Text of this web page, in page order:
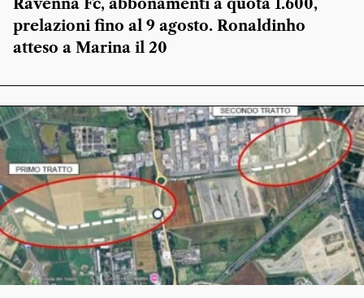
Ravenna Fc, abbonamenti a quota 1.600,
prelazioni fino al 9 agosto. Ronaldinho
atteso a Marina il 20